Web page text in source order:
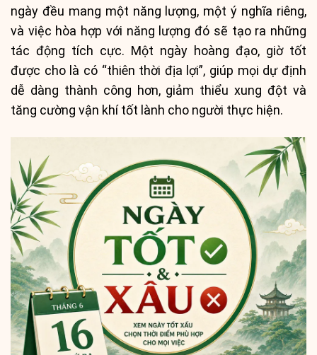
ngày đều mang một năng lượng, một ý nghĩa riêng,
và việc hòa hợp với năng lượng đó sẽ tạo ra những
tác động tích cực. Một ngày hoàng đạo, giờ tốt
được cho là có “thiên thời địa lợi”, giúp mọi dự định
dễ dàng thành công hơn, giảm thiểu xung đột và
tăng cường vận khí tốt lành cho người thực hiện.